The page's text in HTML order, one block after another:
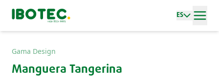
ES
Gama Design
Manguera Tangerina